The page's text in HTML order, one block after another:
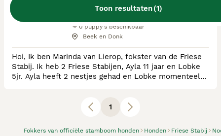
Toon resultaten(1)
Fokkers van officiële stamboom honden Honden Friese Stabij
0 puppy's beschikbaar
Beek en Donk
Hoi, Ik ben Marinda van Lierop, fokster van de Friese
Stabij. Ik heb 2 Friese Stabijen, Ayla 11 jaar en Lobke
5jr. Ayla heeft 2 nestjes gehad en Lobke momenteel
die belang hecht aan gezonde, sociale, mooie en fijne
1